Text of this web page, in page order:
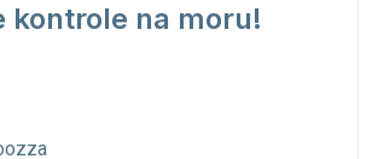
kontrole na moru!